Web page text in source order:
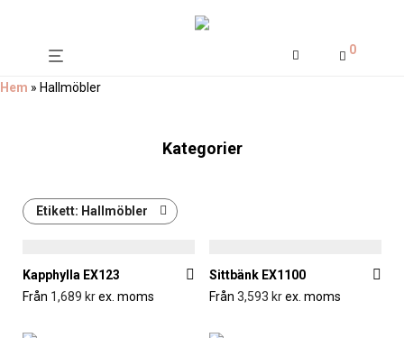
0
Hem » Hallmöbler
Kategorier
Etikett: Hallmöbler
Kapphylla EX123
Från 1,689 krex. moms
Sittbänk EX1100
Från 3,593 krex. moms